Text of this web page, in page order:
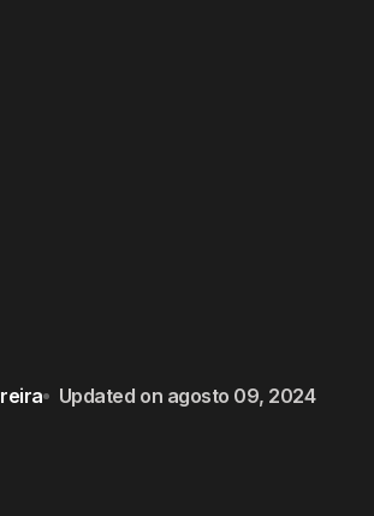
Updated on agosto 09, 2024